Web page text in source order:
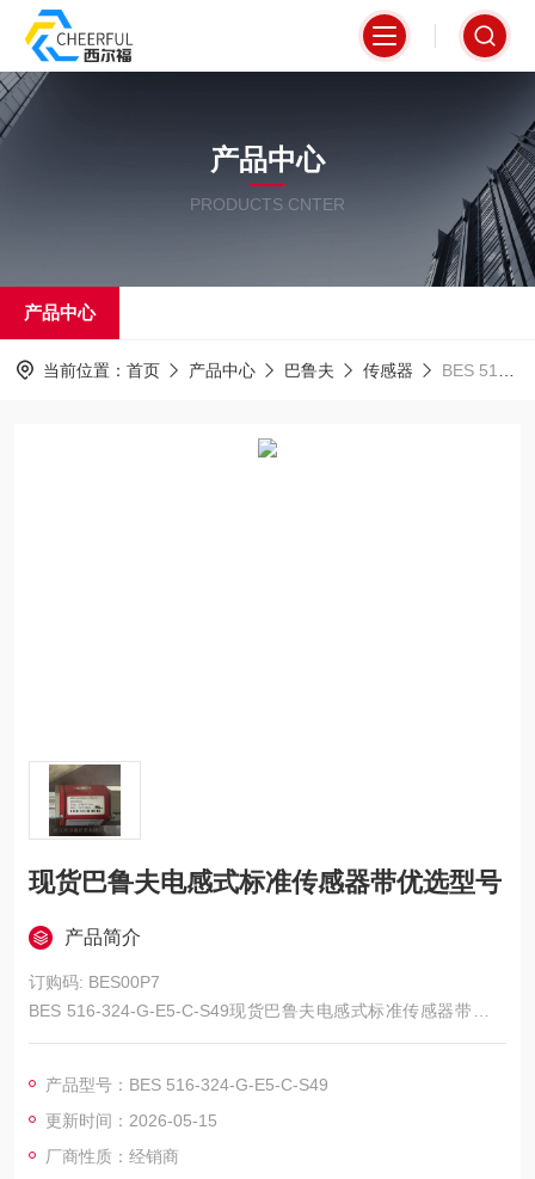
产品中心
PRODUCTS CNTER
产品中心
当前位置： 首页 产品中心 巴鲁夫 传感器 BES 516-324-G-E5-C-S49现货巴鲁夫电感式标准传感器带优选型号
现货巴鲁夫电感式标准传感器带优选型号
产品简介
订购码: BES00P7
BES 516-324-G-E5-C-S49现货巴鲁夫电感式标准传感器带优选
型号
抗短路且非接触式操作，即无磨损，并且非常耐脏。传感器有各
种规格，从直径3 mm至80 × 80 mm的六面体结构，。
产品型号：BES 516-324-G-E5-C-S49
更新时间：2026-05-15
厂商性质：经销商